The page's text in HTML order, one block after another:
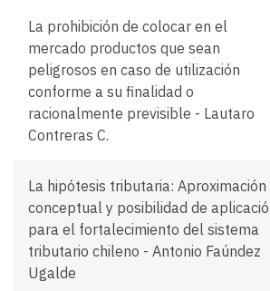
La prohibición de colocar en el
mercado productos que sean
peligrosos en caso de utilización
conforme a su finalidad o
racionalmente previsible - Lautaro
Contreras C.
La hipótesis tributaria: Aproximación
conceptual y posibilidad de
para el fortalecimiento del sistema
tributario chileno - Antonio Faúndez
Ugalde